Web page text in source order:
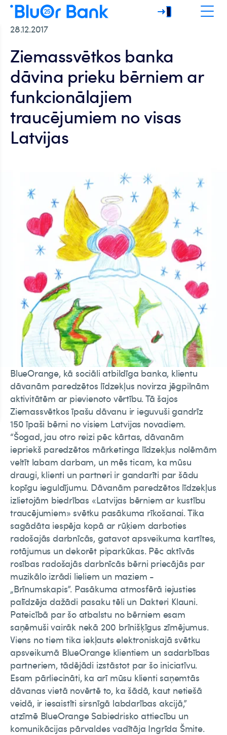
28.12.2017
Ziemassvētkos banka
dāvina prieku bērniem ar
funkcionālajiem
traucējumiem no visas
Latvijas
BlueOrange, kā sociāli atbildīga banka, klientu
dāvanām paredzētos līdzekļus novirza jēgpilnām
aktivitātēm ar pievienoto vērtību. Tā šajos
Ziemassvētkos īpašu dāvanu ir ieguvuši gandrīz
150 īpaši bērni no visiem Latvijas novadiem.
“Šogad, jau otro reizi pēc kārtas, dāvanām
iepriekš paredzētos mārketinga līdzekļus nolēmām
veltīt labam darbam, un mēs ticam, ka mūsu
draugi, klienti un partneri ir gandarīti par šādu
kopīgu ieguldījumu. Dāvanām paredzētos līdzekļus
izlietojām biedrības «Latvijas bērniem ar kustību
traucējumiem» svētku pasākuma rīkošanai. Tika
sagādāta iespēja kopā ar rūķiem darboties
radošajās darbnīcās, gatavot apsveikuma kartītes,
rotājumus un dekorēt piparkūkas. Pēc aktīvās
rosības radošajās darbnīcās bērni priecājās par
muzikālo izrādi lieliem un maziem -
„Brīnumskapis”. Pasākuma atmosfērā iejusties
palīdzēja dažādi pasaku tēli un Dakteri Klauni.
Pateicībā par šo atbalstu no bērniem esam
saņēmuši vairāk nekā 200 brīnišķīgus zīmējumus.
Viens no tiem tika iekļauts elektroniskajā svētku
apsveikumā BlueOrange klientiem un sadarbības
partneriem, tādējādi izstāstot par šo iniciatīvu.
Esam pārliecināti, ka arī mūsu klienti saņemtās
dāvanas vietā novērtē to, ka šādā, kaut netiešā
veidā, ir iesaistīti sirsnīgā labdarības akcijā,”
atzīmē BlueOrange Sabiedrisko attiecību un
komunikācijas pārvaldes vadītāja Ingrīda Šmite.